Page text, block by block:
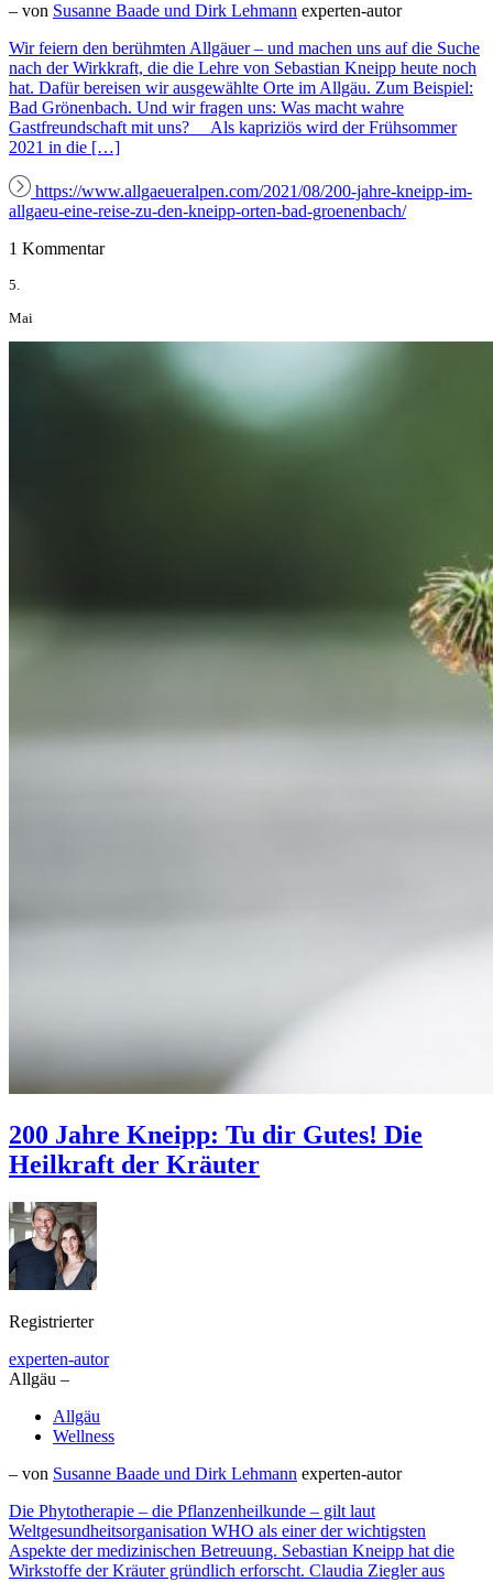
– von Susanne Baade und Dirk Lehmann experten-autor
Wir feiern den berühmten Allgäuer – und machen uns auf die Suche
nach der Wirkkraft, die die Lehre von Sebastian Kneipp heute noch
hat. Dafür bereisen wir ausgewählte Orte im Allgäu. Zum Beispiel:
Bad Grönenbach. Und wir fragen uns: Was macht wahre
Gastfreundschaft mit uns? Als kapriziös wird der Frühsommer
2021 in die […]
https://www.allgaeueralpen.com/2021/08/200-jahre-kneipp-im-
allgaeu-eine-reise-zu-den-kneipp-orten-bad-groenenbach/
1 Kommentar
5.
Mai
200 Jahre Kneipp: Tu dir Gutes! Die
Heilkraft der Kräuter
Registrierter
experten-autor
Allgäu –
Allgäu
Wellness
– von Susanne Baade und Dirk Lehmann experten-autor
Die Phytotherapie – die Pflanzenheilkunde – gilt laut
Weltgesundheitsorganisation WHO als einer der wichtigsten
Aspekte der medizinischen Betreuung. Sebastian Kneipp hat die
Wirkstoffe der Kräuter gründlich erforscht. Claudia Ziegler aus